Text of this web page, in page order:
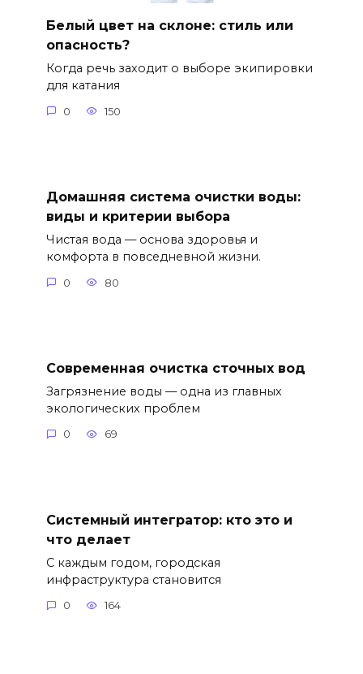
Белый цвет на склоне: стиль или
опасность?
Когда речь заходит о выборе экипировки
для катания
0 150
Домашняя система очистки воды:
виды и критерии выбора
Чистая вода — основа здоровья и
комфорта в повседневной жизни.
0 80
Современная очистка сточных вод
Загрязнение воды — одна из главных
экологических проблем
0 69
Системный интегратор: кто это и
что делает
С каждым годом, городская
инфраструктура становится
0 164